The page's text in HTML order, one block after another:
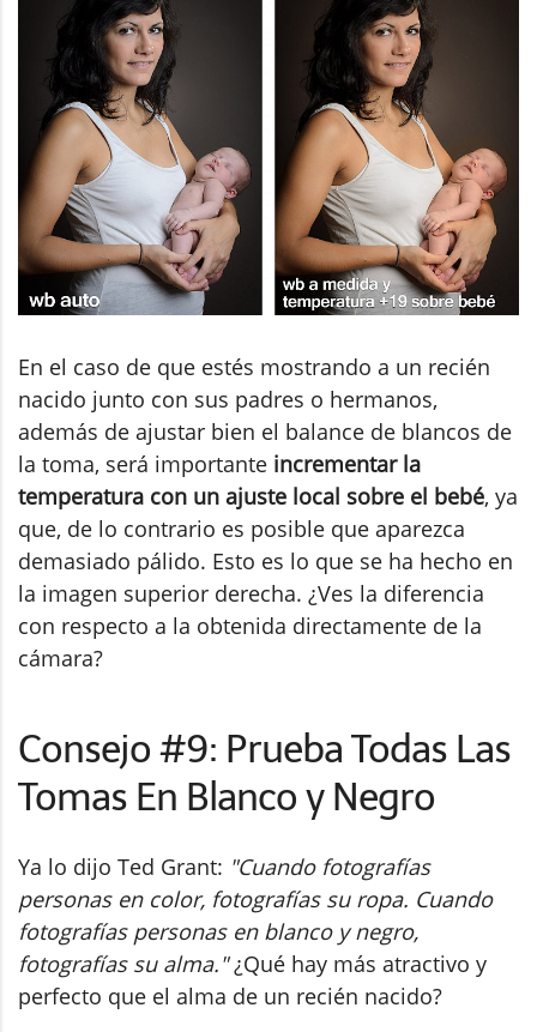
En el caso de que estés mostrando a un recién
nacido junto con sus padres o hermanos,
además de ajustar bien el balance de blancos de
la toma, será importante incrementar la
temperatura con un ajuste local sobre el bebé, ya
que, de lo contrario es posible que aparezca
demasiado pálido. Esto es lo que se ha hecho en
la imagen superior derecha. ¿Ves la diferencia
con respecto a la obtenida directamente de la
cámara?
Consejo #9: Prueba Todas Las
Tomas En Blanco y Negro
Ya lo dijo Ted Grant: "Cuando fotografías
personas en color, fotografías su ropa. Cuando
fotografías personas en blanco y negro,
fotografías su alma."¿Qué hay más atractivo y
perfecto que el alma de un recién nacido?